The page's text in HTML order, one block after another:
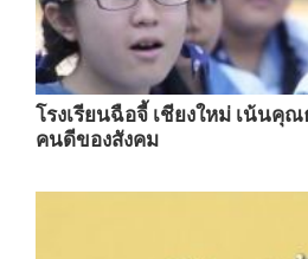
โรงเรียนฉือจี้ เชียงใหม่ เน้นคุ
คนดีของสังคม